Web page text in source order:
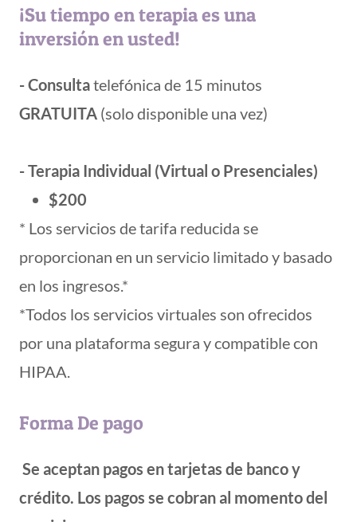
¡Su tiempo en terapia es una
inversión en usted!
- Consultatelefónica de 15 minutos
GRATUITA (solodisponible una vez)
- Terapia Individual (Virtual o Presenciales)
$200
* Los servicios de tarifa reducida se
proporcionan en un servicio limitado y basado
en los ingresos.*
*Todos los servicios virtuales son ofrecidos
por una plataforma segura y compatible con
HIPAA.
Forma De pago
Se aceptan pagos en tarjetas de banco y
crédito. Los pagos se cobran al momento del